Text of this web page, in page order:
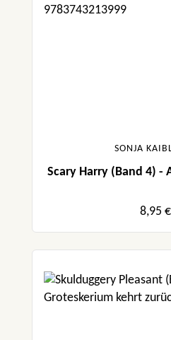
SONJA
Scary Harry (Band 4) -
8,95